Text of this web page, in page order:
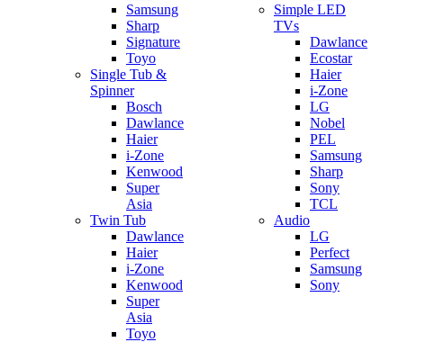
Samsung
Sharp
Signature
Toyo
Single Tub &
Spinner
Bosch
Dawlance
Haier
i-Zone
Kenwood
Super
Asia
Twin Tub
Dawlance
Haier
i-Zone
Kenwood
Super
Asia
Toyo
Simple LED
TVs
Dawlance
Ecostar
Haier
i-Zone
LG
Nobel
PEL
Samsung
Sharp
Sony
TCL
Audio
LG
Perfect
Samsung
Sony